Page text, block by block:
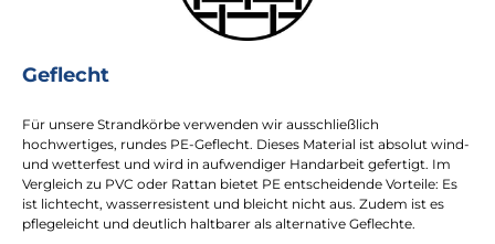
Geflecht
Für unsere Strandkörbe verwenden wir ausschließlich
hochwertiges, rundes PE-Geflecht. Dieses Material ist absolut wind-
und wetterfest und wird in aufwendiger Handarbeit gefertigt. Im
Vergleich zu PVC oder Rattan bietet PE entscheidende Vorteile: Es
ist lichtecht, wasserresistent und bleicht nicht aus. Zudem ist es
pflegeleicht und deutlich haltbarer als alternative Geflechte.